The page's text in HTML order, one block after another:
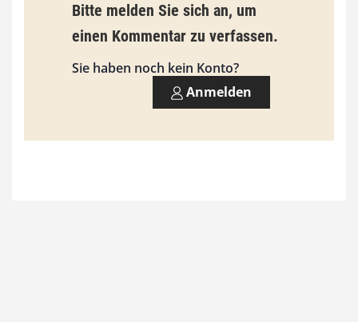
3
,
0
€
Bitte melden Sie sich an, um
einen Kommentar zu verfassen.
Sie haben noch kein Konto?
Anmelden